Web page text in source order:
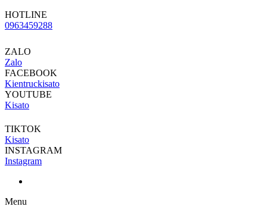
HOTLINE
0963459288
ZALO
Zalo
FACEBOOK
Kientruckisato
YOUTUBE
Kisato
TIKTOK
Kisato
INSTAGRAM
Instagram
Menu